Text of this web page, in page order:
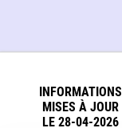
INFORMATIONS
MISES À JOUR
LE 28-04-2026